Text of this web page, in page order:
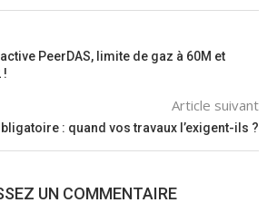
PeerDAS, limite de gaz à 60M et
!
Article suivant
: quand vos travaux l’exigent-ils ?
UN COMMENTAIRE